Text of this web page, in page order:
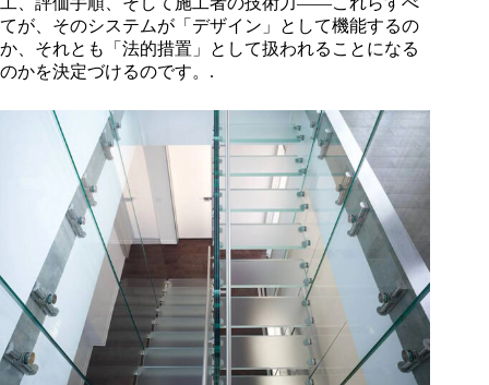
てが、そのシステムが「デザイン」として機能するの
か、それとも「法的措置」として扱われることになる
のかを決定づけるのです。.